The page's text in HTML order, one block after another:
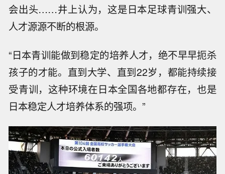
会出头……井上认为，这是日本足球青训强大、
人才源源不断的根源。
“日本青训能做到稳定的培养人才，绝不早早扼杀
孩子的才能。直到大学、直到22岁，都能持续接
受青训，这种环境在日本全国各地都存在，也是
日本稳定人才培养体系的强项。”